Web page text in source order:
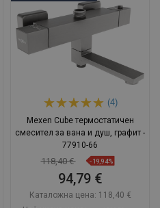
(4)
Mexen Cube термостатичен
смесител за вана и душ, графит -
77910-66
118,40 € -19,94%
94,79 €
Каталожна цена: 118,40 €